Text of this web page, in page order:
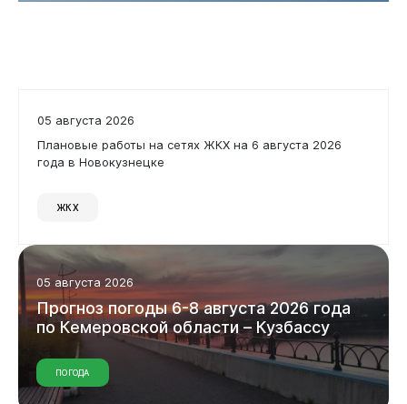
05 августа 2026
Плановые работы на сетях ЖКХ на 6 августа 2026
года в Новокузнецке
ЖКХ
05 августа 2026
Прогнозпогоды6-8августа2026года
поКемеровскойобласти – Кузбассу
ПОГОДА